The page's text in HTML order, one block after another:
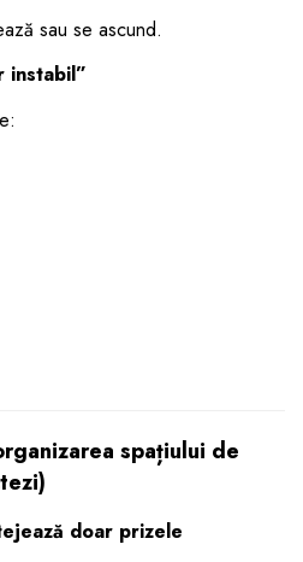
sau se ascund.
instabil”
spațiului de
doar prizele